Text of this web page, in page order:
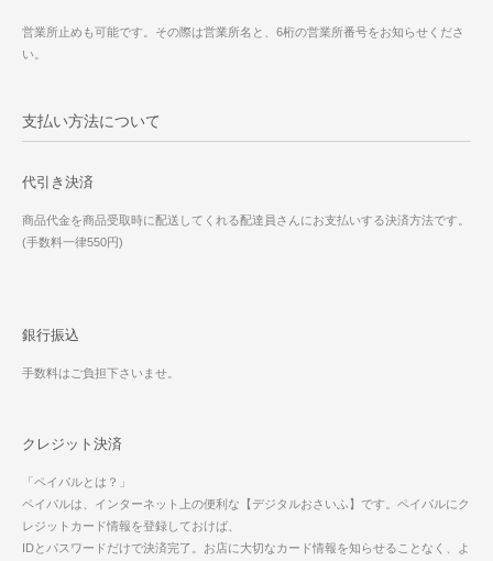
営業所止めも可能です。その際は営業所名と、6桁の営業所番号をお知らせくださ
い。
支払い方法について
代引き決済
商品代金を商品受取時に配送してくれる配達員さんにお支払いする決済方法です。
(手数料一律550円)
銀行振込
手数料はご負担下さいませ。
クレジット決済
「ペイパルとは？」
ペイパルは、インターネット上の便利な【デジタルおさいふ】です。ペイパルにク
レジットカード情報を登録しておけば、
IDとパスワードだけで決済完了。お店に大切なカード情報を知らせることなく、よ